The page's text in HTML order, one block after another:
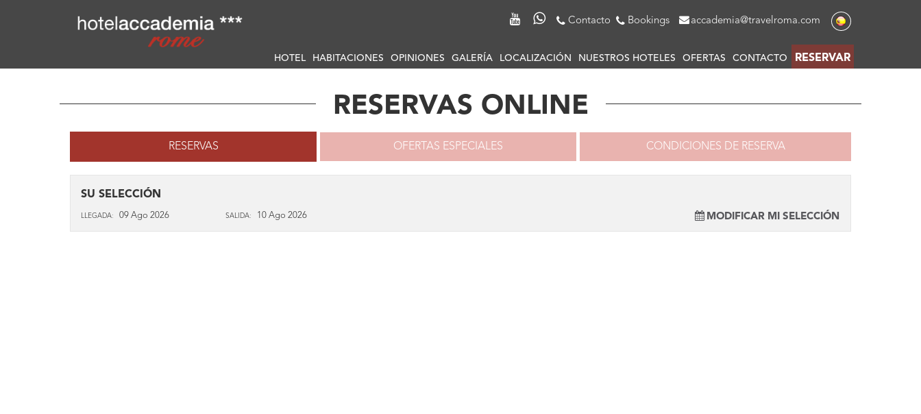
Contacto Bookings accademia@travelroma.com
HOTEL HABITACIONES OPINIONES GALERÍA LOCALIZACIÓN NUESTROS HOTELES OFERTAS CONTACTO RESERVAR
RESERVAS ONLINE
RESERVAS OFERTAS ESPECIALES CONDICIONES DE RESERVA
SU SELECCIÓN
LLEGADA: SALIDA: MODIFICAR MI SELECCIÓN